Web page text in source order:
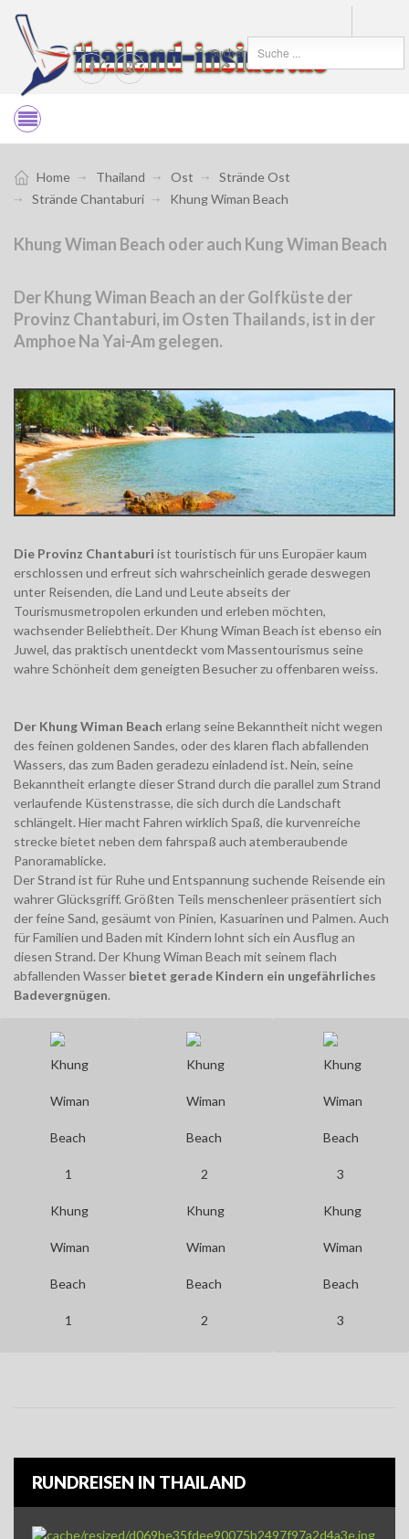
Suchen
Home Thailand Ost
Strände Ost
Strände Chantaburi
Khung Wiman Beach
Khung Wiman Beach oder auch Kung Wiman Beach
Der Khung Wiman Beach an der Golfküste der
Provinz Chantaburi, im Osten Thailands, ist in der
Amphoe Na Yai-Am gelegen.
Die Provinz Chantaburi ist touristisch für uns Europäer kaum
erschlossen und erfreut sich wahrscheinlich gerade deswegen
unter Reisenden, die Land und Leute abseits der
Tourismusmetropolen erkunden und erleben möchten,
wachsender Beliebtheit. Der Khung Wiman Beach ist ebenso ein
Juwel, das praktisch unentdeckt vom Massentourismus seine
wahre Schönheit dem geneigten Besucher zu offenbaren weiss.
Der Khung Wiman Beach erlang seine Bekanntheit nicht wegen
des feinen goldenen Sandes, oder des klaren flach abfallenden
Wassers, das zum Baden geradezu einladend ist. Nein, seine
Bekanntheit erlangte dieser Strand durch die parallel zum Strand
verlaufende Küstenstrasse, die sich durch die Landschaft
schlängelt. Hier macht Fahren wirklich Spaß, die kurvenreiche
strecke bietet neben dem fahrspaß auch atemberaubende
Panoramablicke.
Der Strand ist für Ruhe und Entspannung suchende Reisende ein
wahrer Glücksgriff. Größten Teils menschenleer präsentiert sich
der feine Sand, gesäumt von Pinien, Kasuarinen und Palmen. Auch
für Familien und Baden mit Kindern lohnt sich ein Ausflug an
diesen Strand. Der Khung Wiman Beach mit seinem flach
abfallenden Wasser bietet gerade Kindern ein ungefährliches
Badevergnügen.
Khung
Wiman
Beach
1
Khung
Wiman
Beach
2
Khung
Wiman
Beach
3
RUNDREISEN IN THAILAND